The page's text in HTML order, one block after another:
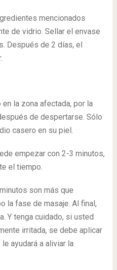
mencionados
de vidrio. Sellar el envase
Después de 2 días, el
la zona afectada, por la
de despertarse. Sólo
casero en su piel.
empezar con 2-3 minutos,
el tiempo.
son más que
la fase de masaje. Al final,
Y tenga cuidado, si usted
irritada, se debe aplicar
ayudará a aliviar la